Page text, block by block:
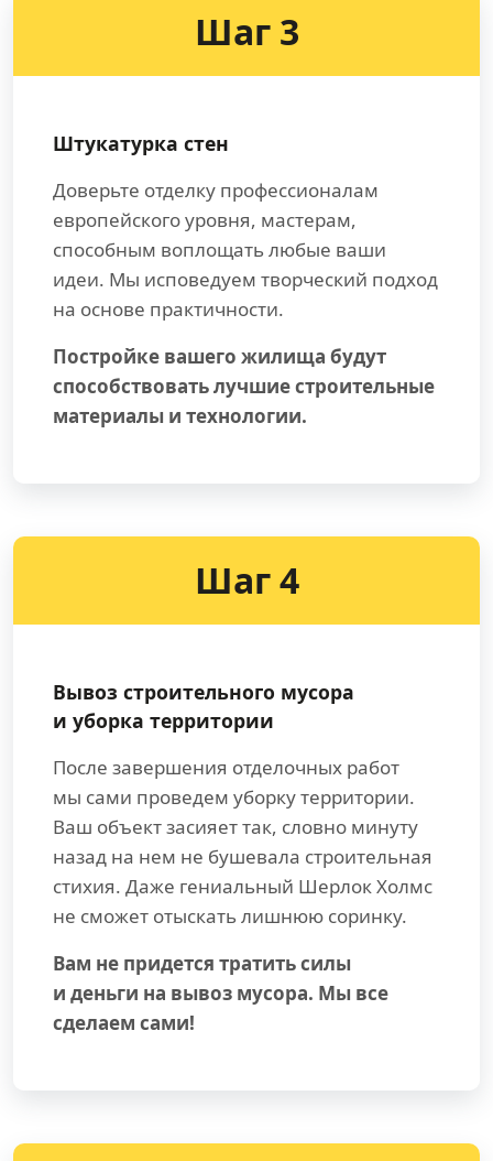
Шаг 3
Штукатурка стен
Доверьте отделку профессионалам
европейского уровня, мастерам,
способным воплощать любые ваши
идеи. Мы исповедуем творческий подход
на основе практичности.
Постройке вашего жилища будут
способствовать лучшие строительные
материалы и технологии.
Шаг 4
Вывоз строительного мусора
и уборка территории
После завершения отделочных работ
мы сами проведем уборку территории.
Ваш объект засияет так, словно минуту
назад на нем не бушевала строительная
стихия. Даже гениальный Шерлок Холмс
не сможет отыскать лишнюю соринку.
Вам не придется тратить силы
и деньги на вывоз мусора. Мы все
сделаем сами!